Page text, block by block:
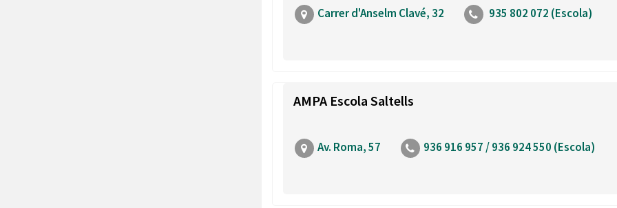
Carrer d'Anselm Clavé, 32 935 802 072 (Escola)
AMPA Escola Saltells
Av. Roma, 57 936 916 957 / 936 924 550 (Escola)